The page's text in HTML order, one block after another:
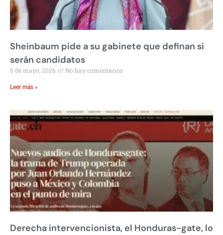
Sheinbaum pide a su gabinete que definan si
serán candidatos
6 de mayo, 2026 No hay comentarios
Leer más »
Derecha intervencionista, el Honduras-gate, lo